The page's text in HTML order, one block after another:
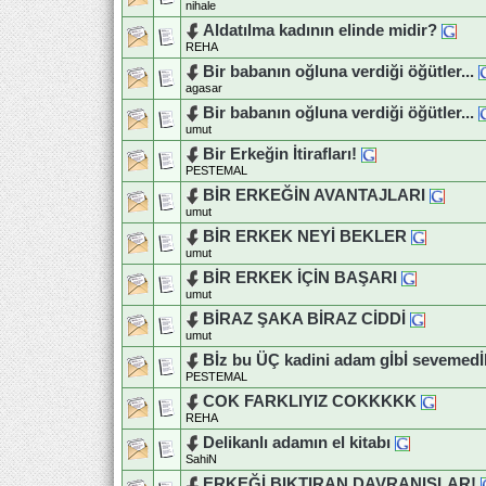
nihale
Aldatılma kadının elinde midir?
REHA
Bir babanın oğluna verdiği öğütler...
agasar
Bir babanın oğluna verdiği öğütler...
umut
Bir Erkeğin İtirafları!
PESTEMAL
BİR ERKEĞİN AVANTAJLARI
umut
BİR ERKEK NEYİ BEKLER
umut
BİR ERKEK İÇİN BAŞARI
umut
BİRAZ ŞAKA BİRAZ CİDDİ
umut
Bİz bu ÜÇ kadini adam gİbİ
PESTEMAL
COK FARKLIYIZ COKKKKK
REHA
Delikanlı adamın el kitabı
SahiN